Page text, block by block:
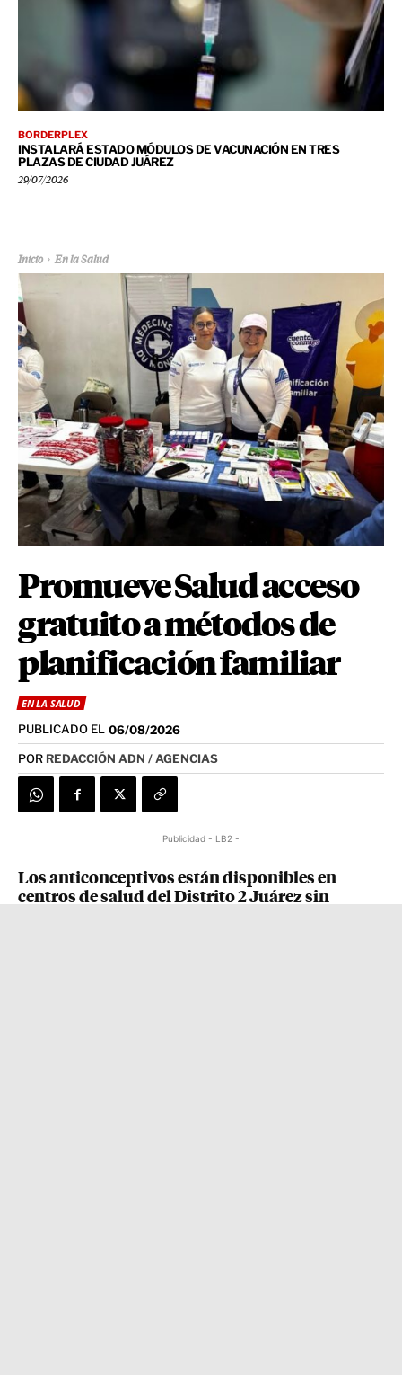
BORDERPLEX
INSTALARÁ ESTADO MÓDULOS DE VACUNACIÓN EN TRES
PLAZAS DE CIUDAD JUÁREZ
29/07/2026